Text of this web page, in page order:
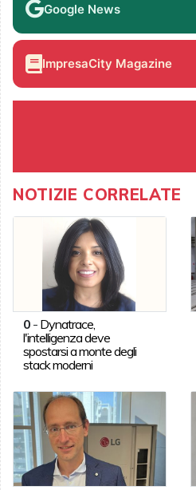
Google News
ImpresaCity Magazine
NOTIZIE CORRELATE
0- Dynatrace,
l'intelligenza deve
spostarsi a monte degli
stack moderni